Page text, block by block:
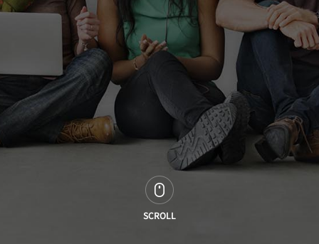
SCROLL